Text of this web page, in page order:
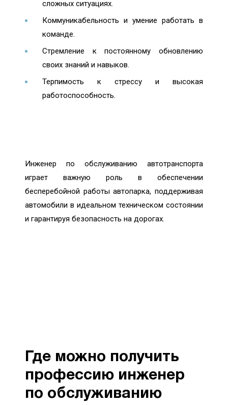
сложных ситуациях.
Коммуникабельность и умение работать в
команде.
Стремление к постоянному обновлению
своих знаний и навыков.
Терпимость к стрессу и высокая
работоспособность.
Инженер по обслуживанию автотранспорта
играет важную роль в обеспечении
бесперебойной работы автопарка, поддерживая
автомобили в идеальном техническом состоянии
и гарантируя безопасность на дорогах.
Где можно получить
профессию инженер
по обслуживанию